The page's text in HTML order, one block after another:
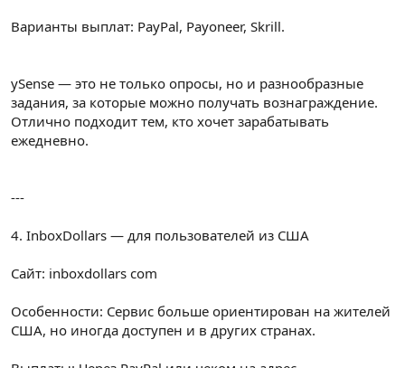
Варианты выплат: PayPal, Payoneer, Skrill.
ySense — это не только опросы, но и разнообразные
задания, за которые можно получать вознаграждение.
Отлично подходит тем, кто хочет зарабатывать
ежедневно.
---
4. InboxDollars — для пользователей из США
Сайт: inboxdollars com
Особенности: Сервис больше ориентирован на жителей
США, но иногда доступен и в других странах.